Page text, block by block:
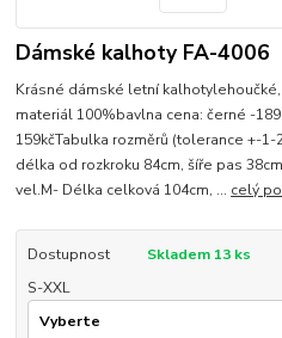
Dámské kalhoty FA-4006
Krásné dámské letní
materiál 100%bavlna cena: černé -
159kčTabulka rozměrů (tolerance +-
délka od rozkroku 84cm, šíře pas
vel.M- Délka celková 104cm, ... celý
Dostupnost
Skladem 13 ks
S-XXL